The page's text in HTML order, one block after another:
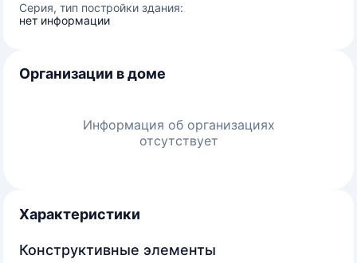
Серия, тип постройки здания:
нет информации
Организации в доме
Информация об организациях
отсутствует
Характеристики
Конструктивные элементы